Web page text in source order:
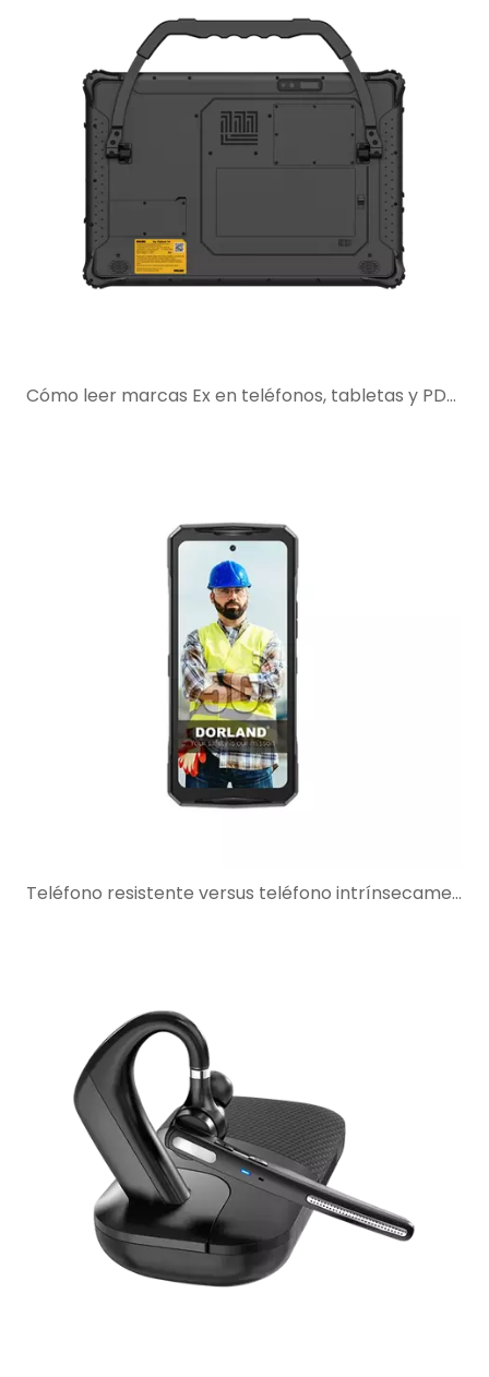
Cómo leer marcas Ex en teléfonos, tabletas y PDA intrínsecamente seguros
Teléfono resistente versus teléfono intrínsecamente seguro: por qué la protección resistente no es suficiente